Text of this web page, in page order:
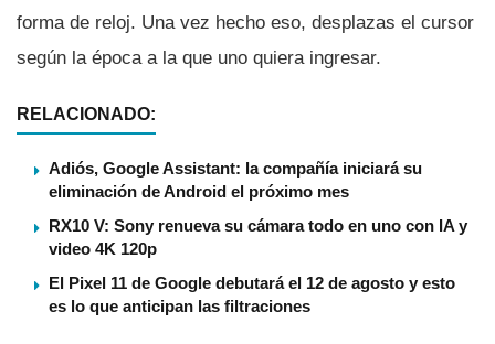
forma de reloj. Una vez hecho eso, desplazas el cursor
según la época a la que uno quiera ingresar.
RELACIONADO:
Adiós, Google Assistant: la compañía iniciará su
eliminación de Android el próximo mes
RX10 V: Sony renueva su cámara todo en uno con IA y
video 4K 120p
El Pixel 11 de Google debutará el 12 de agosto y esto
es lo que anticipan las filtraciones